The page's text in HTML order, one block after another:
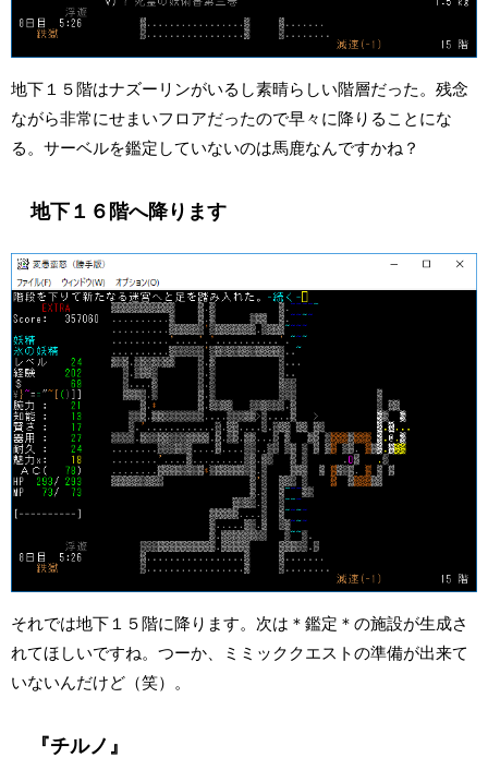
地下１５階はナズーリンがいるし素晴らしい階層だった。残念
ながら非常にせまいフロアだったので早々に降りることにな
る。サーベルを鑑定していないのは馬鹿なんですかね？
地下１６階へ降ります
それでは地下１５階に降ります。次は＊鑑定＊の施設が生成さ
れてほしいですね。つーか、ミミッククエストの準備が出来て
いないんだけど（笑）。
『チルノ』